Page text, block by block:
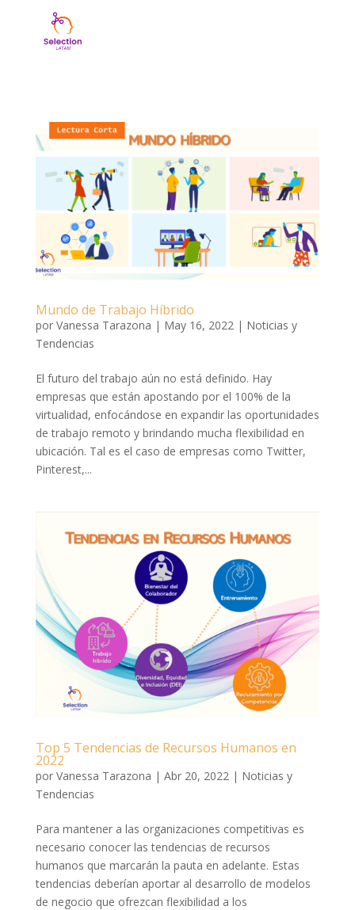
Mundo de Trabajo Híbrido
por Vanessa Tarazona | May 16, 2022| Noticias y
Tendencias
El futuro del trabajo aún no está definido. Hay
empresas que están apostando por el 100% de la
virtualidad, enfocándose en expandir las oportunidades
de trabajo remoto y brindando mucha flexibilidad en
ubicación. Tal es el caso de empresas como Twitter,
Pinterest,...
Top 5 Tendencias de Recursos Humanos en
2022
por Vanessa Tarazona | Abr 20, 2022 | Noticias y
Tendencias
Para mantener a las organizaciones competitivas es
necesario conocer las tendencias de recursos
humanos que marcarán la pauta en adelante. Estas
tendencias deberían aportar al desarrollo de modelos
de negocio que ofrezcan flexibilidad a los